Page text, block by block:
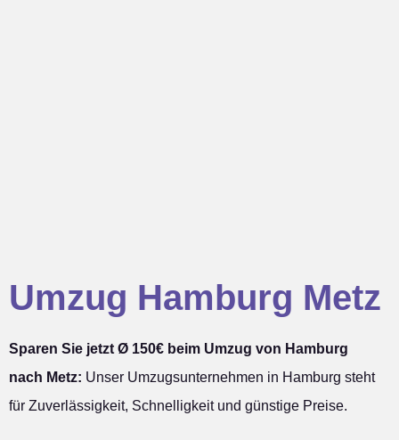
Umzug Hamburg Metz
Sparen Sie jetzt Ø 150€ beim Umzug von Hamburg
nach Metz: Unser Umzugsunternehmen in Hamburg steht
für Zuverlässigkeit, Schnelligkeit und günstige Preise.